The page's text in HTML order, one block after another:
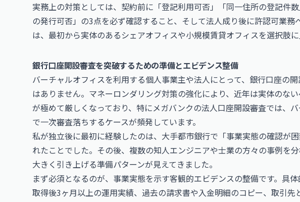
実務上の対策としては、契約前に「登記利用可否」「同一住所の登記件
の発行可否」の3点を必ず確認すること、そして法人成り後に許認可業
は、最初から実体のあるシェアオフィスや小規模賃貸オフィスを選択肢に
銀行口座開設審査を突破するための準備とエビデンス整備
バーチャルオフィスを利用する個人事業主や法人にとって、銀行口座の
はありません。マネーロンダリング対策の強化により、近年は実体のな
が極めて厳しくなっており、特にメガバンクの法人口座開設審査では、
で一次審査落ちするケースが頻発しています。
私が独立後に最初に経験したのは、大手都市銀行で「事業実態の確認が
れたことでした。その後、複数の知人エンジニアや士業の方々の事例を
大きく引き上げる準備パターンが見えてきました。
まず必須となるのが、事業実態を示す客観的エビデンスの整備です。具
取得後3ヶ月以上の運用実績、過去の請求書や入金明細のコピー、取引